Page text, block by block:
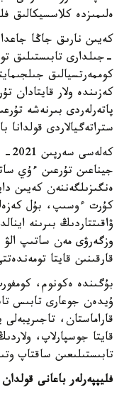
ەلىمىزدە كلاسسيكالىق
-جىلدارى تابىستىلىق
كوممەرتسيالىق
كەزىندە ولار قايتادان
پاتەرلەردى بىرنەشە
ستراتەگيالاردى قولدانا
جيناعىن تۇرعىن ءۇي
ەنگىزىلگەننەن كەيىن
كۇرت ءوسىپ، بۇل
ۋاقىتتاردىڭ بىرىنە
وزگەرۋى مەن ساتىپ الۋ
قارقىنىن قايتا
بۇگىندە ەكونوم،
ۇيدەن جوعارى تابىس
قاراماستان،
قايتا جوسپارلاپ،
تابىستىلىعىن ساقتاپ
فليپپەرلەر باعانى